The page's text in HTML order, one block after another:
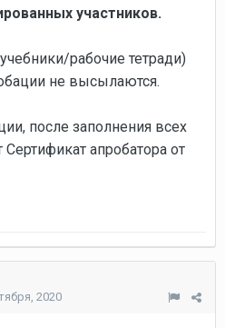
участников.
рабочие тетради)
не высылаются.
после заполнения всех
Сертификат апробатора от
2020